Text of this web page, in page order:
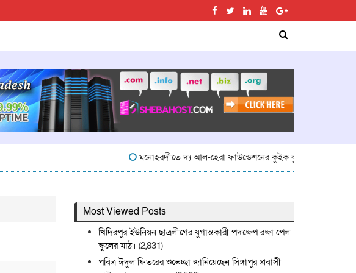
মনোহরদীতে দ্য আল-হেরা ফাউন্ডেশনের কুইক কুইজ প্রতিযোগিতা অনুষ্ঠিত
Most Viewed Posts
খিদিরপুর ইউনিয়ন ছাত্রলীগের যুগান্তকারী পদক্ষেপ রক্ষা পেল
স্কুলের মাঠ। (2,831)
পবিত্র ঈদুল ফিতরের শুভেচ্ছা জানিয়েছেন সিঙ্গাপুর প্রবাসী